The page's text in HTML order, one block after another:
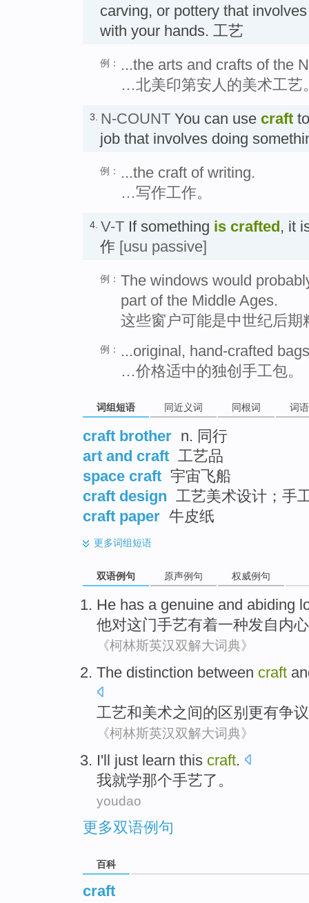
carving, or pottery that
with your hands. 工艺
例：
...the arts and crafts of the
…北美印第安人的美术工艺
3. N-COUNT You can use craft
job that involves doing
例：
...the craft of writing.
…写作工作。
4. V-T If something is crafted, it
作 [usu passive]
例： The windows would
part of the Middle Ages.
这些窗户可能是中世纪后期
例：
...original, hand-crafted
…价格适中的独创手工包。
词组短语 同近义词 同根词 词
craft brother n. 同行
art and craft 工艺品
space craft 宇宙飞船
craft design 工艺美术设计；手
craft paper 牛皮纸
更多词组短语
双语例句 原声例句 权威例句
He has a genuine and abiding
他对这门手艺有着一种发自内心
《柯林斯英汉双解大词典》
The distinction between craft
工艺和美术之间的 区别 更有争议
《柯林斯英汉双解大词典》
I'll just learn this craft.
我就学那个手艺了 。
youdao
更多双语例句
百科
craft